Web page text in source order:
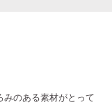
のある素材がとって